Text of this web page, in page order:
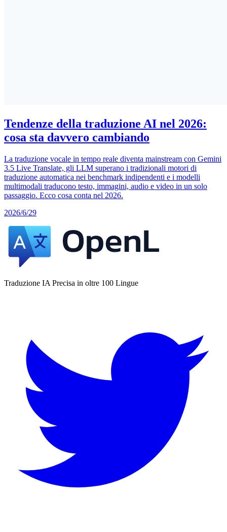
Tendenze della traduzione AI nel 2026:
cosa sta davvero cambiando
La traduzione vocale in tempo reale diventa mainstream con Gemini
3.5 Live Translate, gli LLM superano i tradizionali motori di
traduzione automatica nei benchmark indipendenti e i modelli
multimodali traducono testo, immagini, audio e video in un solo
passaggio. Ecco cosa conta nel 2026.
2026/6/29
Traduzione IA Precisa in oltre 100 Lingue